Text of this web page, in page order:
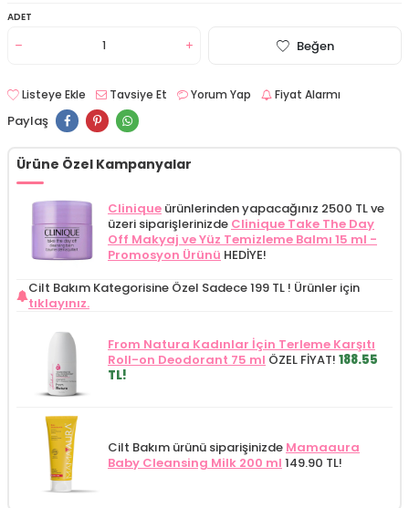
ADET
Beğen
Listeye Ekle Tavsiye Et Yorum Yap Fiyat Alarmı
Paylaş
Ürüne Özel Kampanyalar
Clinique ürünlerinden yapacağınız 2500 TL ve
üzeri siparişlerinizde Clinique Take The Day
Off Makyaj ve Yüz Temizleme Balmı 15 ml -
Promosyon Ürünü HEDİYE!
Cilt Bakım Kategorisine Özel Sadece 199 TL ! Ürünler için
tıklayınız.
From Natura Kadınlar İçin Terleme Karşıtı
Roll-on Deodorant 75 ml ÖZEL FİYAT! 188.55
TL!
Cilt Bakım ürünü siparişinizde Mamaaura
Baby Cleansing Milk 200 ml 149.90 TL!